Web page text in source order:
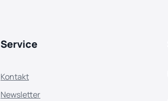
Service
Kontakt
Newsletter